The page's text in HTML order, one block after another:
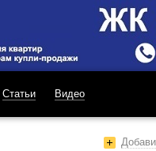
Статьи Видео